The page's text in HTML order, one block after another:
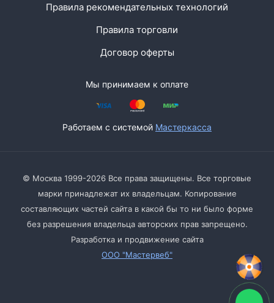
Правила рекомендательных технологий
Правила торговли
Договор оферты
Мы принимаем к оплате
Работаем с системой Мастеркасса
© Москва 1999-2026 Все права защищены. Все торговые
марки принадлежат их владельцам. Копирование
составляющих частей сайта в какой бы то ни было форме
без разрешения владельца авторских прав запрещено.
Разработка и продвижение сайта
ООО "Мастервеб"